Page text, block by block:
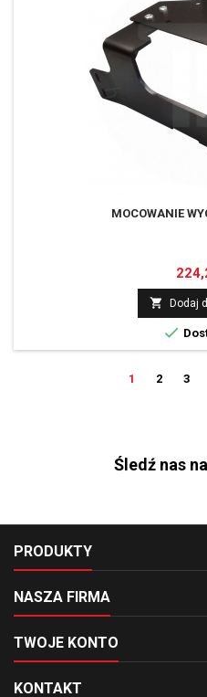
MOCOWANIE
Cena
 Dodaj

1 2 3
Śledź nas
PRODUKTY
NASZA FIRMA
TWOJE KONTO
KONTAKT